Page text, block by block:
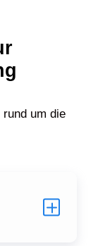
rund um die